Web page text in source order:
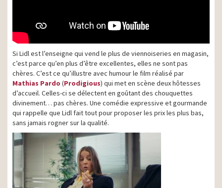
Si Lidl est l’enseigne qui vend le plus de viennoiseries en magasin,
c’est parce qu’en plus d’être excellentes, elles ne sont pas
chères. C’est ce qu’illustre avec humour le film réalisé par
Mathias Pardo (Prodigious) qui met en scène deux hôtesses
d’accueil. Celles-ci se délectent en goûtant des chouquettes
divinement… pas chères. Une comédie expressive et gourmande
qui rappelle que Lidl fait tout pour proposer les prix les plus bas,
sans jamais rogner sur la qualité.